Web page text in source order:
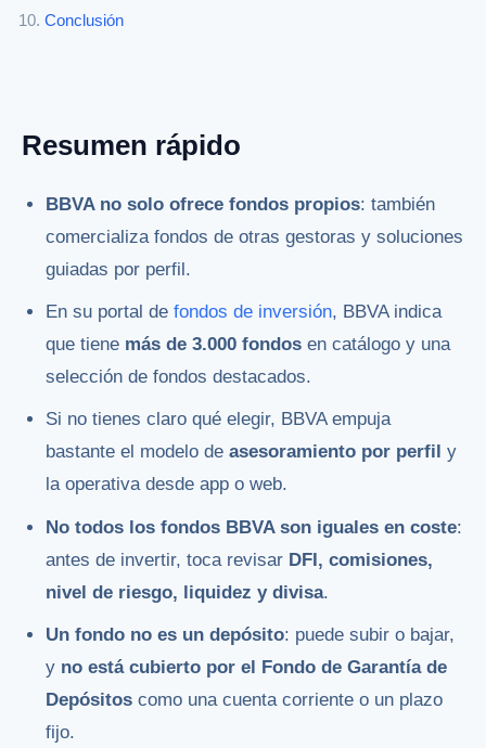
Conclusión
Resumen rápido
BBVA no solo ofrece fondos propios: también
comercializa fondos de otras gestoras y soluciones
guiadas por perfil.
En su portal defondos de inversión, BBVA indica
que tiene más de 3.000 fondos en catálogo y una
selección de fondos destacados.
Si no tienes claro qué elegir, BBVA empuja
bastante el modelo deasesoramiento por perfil y
la operativa desde app o web.
No todos los fondos BBVA son iguales en coste:
antes de invertir, toca revisar DFI, comisiones,
nivel de riesgo, liquidez y divisa.
Un fondo no es un depósito: puede subir o bajar,
y no está cubierto por el Fondo de Garantía de
Depósitos como una cuenta corriente o un plazo
fijo.